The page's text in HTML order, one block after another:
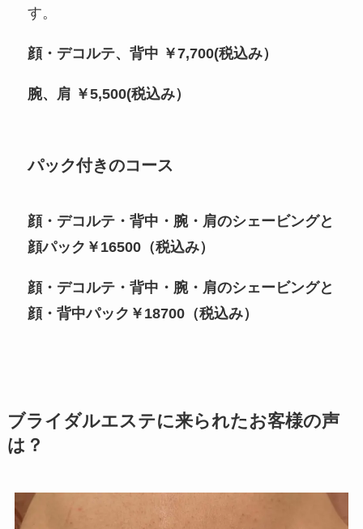
す。
顔・デコルテ、背中 ￥7,700(税込み）
腕、肩 ￥5,500(税込み）
パック付きのコース
顔・デコルテ・背中・腕・肩のシェービングと
顔パック￥16500（税込み）
顔・デコルテ・背中・腕・肩のシェービングと
顔・背中パック￥18700（税込み）
ブライダルエステに来られたお客様の声
は？